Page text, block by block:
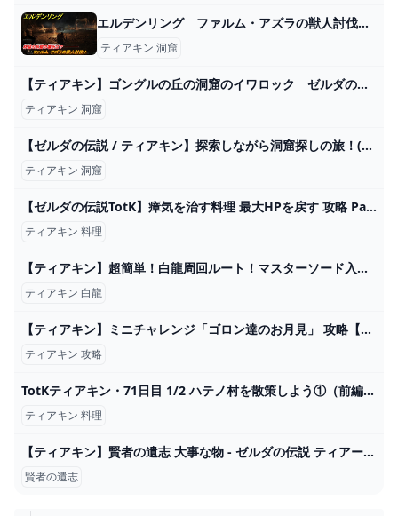
エルデンリング ファルム・アズラの獣人討伐！ 林脇の洞窟の場所は？ 【ELDEN RING】 - ニコニコ動画
ティアキン 洞窟
【ティアキン】ゴングルの丘の洞窟のイワロック ゼルダの伝説ティアーズ オブザキングダム #ゼルダの伝説 #ティアキン #zelda - YouTube
ティアキン 洞窟
【ゼルダの伝説 / ティアキン】探索しながら洞窟探しの旅！(フィローネ地方編)【みつあめ/#新人Vtuber】 - YouTube
ティアキン 洞窟
【ゼルダの伝説TotK】瘴気を治す料理 最大HPを戻す 攻略 Part92 #ティアキン #ゼルダの伝説 #totk #TearsOfTheKingdom - YouTube
ティアキン 料理
【ティアキン】超簡単！白龍周回ルート！マスターソード入手が楽になるチャレンジ！【ゼルダの伝説】 - YouTube
ティアキン 白龍
【ティアキン】ミニチャレンジ「ゴロン達のお月見」 攻略【ゼルダの伝説】 - YouTube
ティアキン 攻略
TotKティアキン・71日目 1/2 ハテノ村を散策しよう①（前編） - ちょっとしたゲーム日記：楽天ブログ
ティアキン 料理
【ティアキン】賢者の遺志 大事な物 - ゼルダの伝説 ティアーズオブザキングダム 攻略Wiki ティアキン ： ヘイグ攻略まとめWiki
賢者の遺志